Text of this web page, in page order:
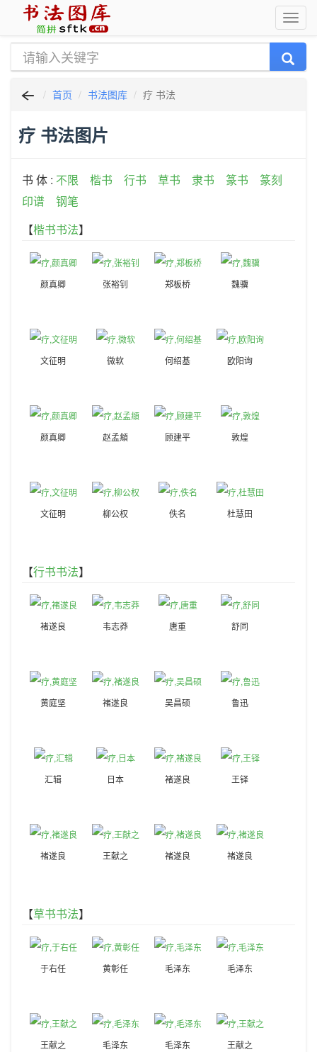
首页 书法图库 疗 书法
疗 书法图片
书 体 : 不限 楷书 行书 草书 隶书 篆书
篆刻
印谱
钢笔
【楷书书法】
颜真卿 张裕钊 郑板桥 魏骥
文征明 微软 何绍基 欧阳询
颜真卿 赵孟頫 顾建平 敦煌
文征明 柳公权 佚名 杜慧田
【行书书法】
褚遂良 韦志莽 唐重 舒同
黄庭坚 褚遂良 吴昌硕 鲁迅
汇辑 日本 褚遂良 王铎
褚遂良 王献之 褚遂良 褚遂良
【草书书法】
于右任 黄彰任 毛泽东 毛泽东
王献之 毛泽东 毛泽东 王献之